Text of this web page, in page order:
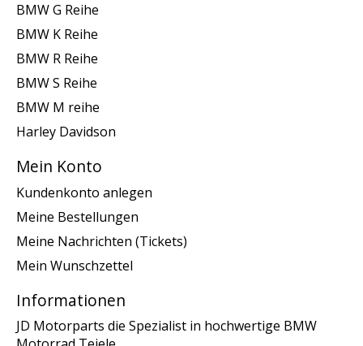
BMW G Reihe
BMW K Reihe
BMW R Reihe
BMW S Reihe
BMW M reihe
Harley Davidson
Mein Konto
Kundenkonto anlegen
Meine Bestellungen
Meine Nachrichten (Tickets)
Mein Wunschzettel
Informationen
JD Motorparts die Spezialist in hochwertige BMW